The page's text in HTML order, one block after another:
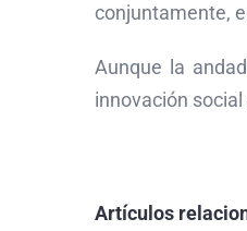
conjuntamente,
Aunque la
innovación
Artículos